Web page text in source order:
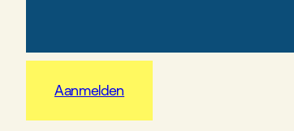
Aanmelden